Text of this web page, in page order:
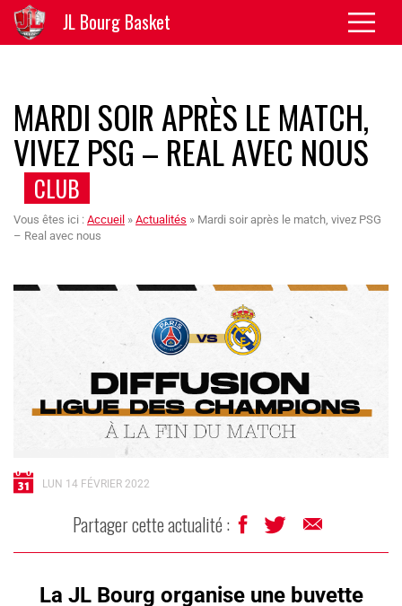
JL Bourg Basket
MARDI SOIR APRÈS LE MATCH,
VIVEZ PSG – REAL AVEC NOUS
CLUB
Vous êtes ici : Accueil » Actualités » Mardi soir après le match, vivez PSG
– Real avec nous
LUN 14 FÉVRIER 2022
Partager cette actualité :
La JL Bourg organise une buvette